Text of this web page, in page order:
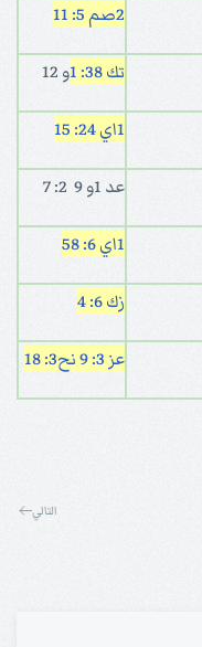
2صم 5: 11
تك 38: 1 و 12
1اي 24: 15
عد 1و 9 2: 7
1اي 6: 58
زك 6: 4
عز 3: 9 نح3: 18
التالي